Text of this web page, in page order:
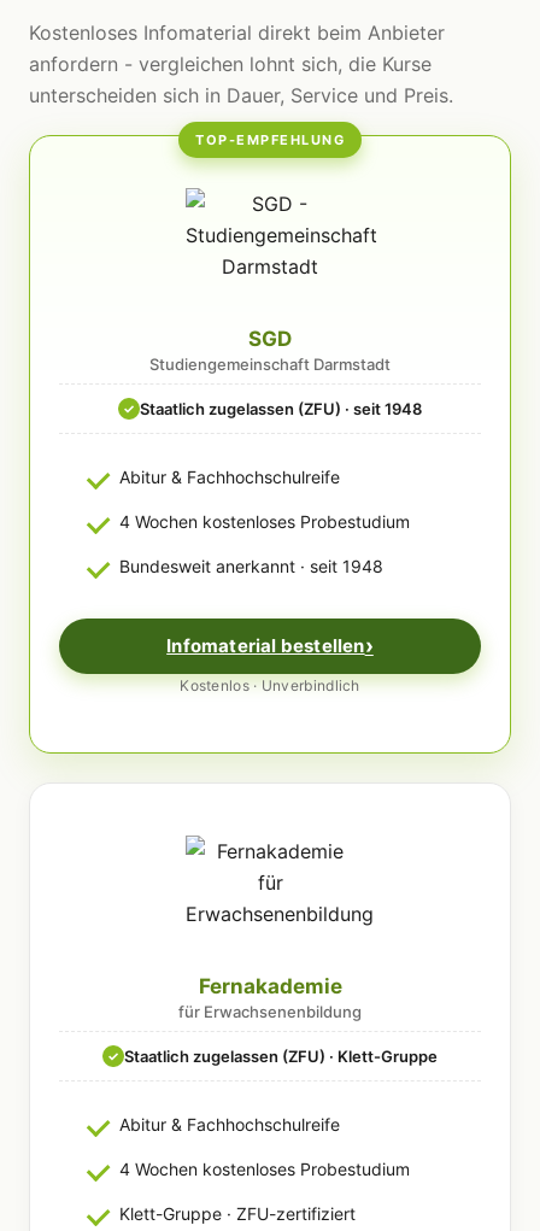
Kostenloses Infomaterial direkt beim Anbieter
anfordern - vergleichen lohnt sich, die Kurse
unterscheiden sich in Dauer, Service und Preis.
TOP-EMPFEHLUNG
SGD
Studiengemeinschaft Darmstadt
✓ Staatlich zugelassen (ZFU) · seit 1948
Abitur & Fachhochschulreife
4 Wochen kostenloses Probestudium
Bundesweit anerkannt · seit 1948
Infomaterial bestellen
Kostenlos · Unverbindlich
Fernakademie
für Erwachsenenbildung
✓ Staatlich zugelassen (ZFU) · Klett-Gruppe
Abitur & Fachhochschulreife
4 Wochen kostenloses Probestudium
Klett-Gruppe · ZFU-zertifiziert